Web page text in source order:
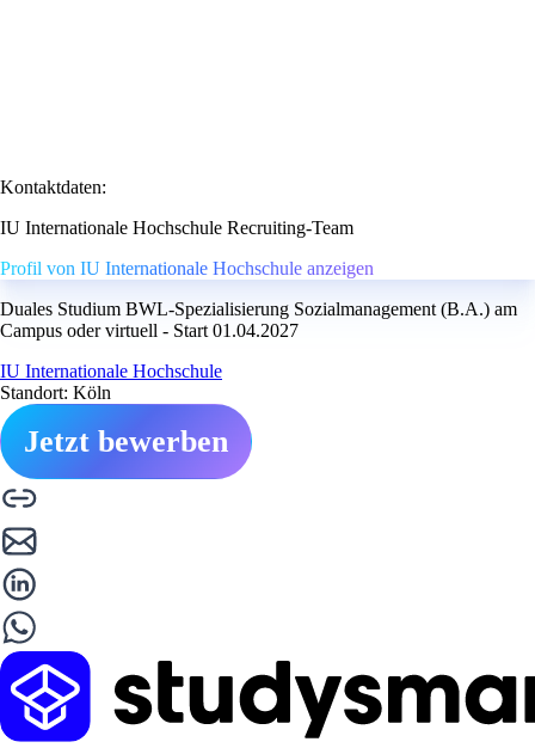
Kontaktdaten:
IU Internationale Hochschule Recruiting-Team
Profil von IU Internationale Hochschule anzeigen
Duales Studium BWL-Spezialisierung Sozialmanagement (B.A.) am
Campus oder virtuell - Start 01.04.2027
IU Internationale Hochschule
Standort: Köln
Jetzt bewerben